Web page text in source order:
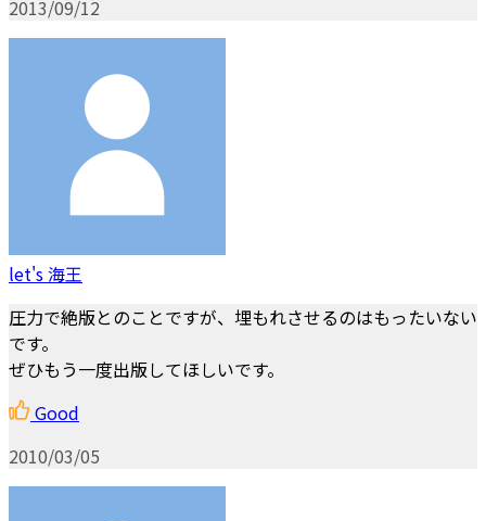
2013/09/12
let's 海王
圧力で絶版とのことですが、埋もれさせるのはもったいない
です。
ぜひもう一度出版してほしいです。
Good
2010/03/05